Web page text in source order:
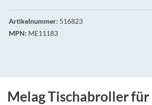
Artikelnummer: 516823
MPN: ME11183
Melag Tischabroller für